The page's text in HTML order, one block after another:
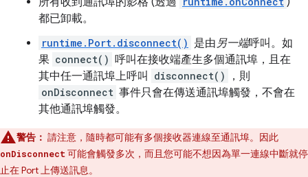
都已卸載。
runtime.Port.disconnect() 是由另一端呼叫。如
果 connect() 呼叫在接收端產生多個通訊埠，且在
其中任一通訊埠上呼叫
disconnect() ，則
onDisconnect 事件只會在傳送通訊埠觸發，不會在
其他通訊埠觸發。
警告： 請注意，隨時都可能有多個接收器連線至通訊埠。因此
onDisconnect 可能會觸發多次，而且您可能不想因為單一連線中斷就停
止在 Port 上傳送訊息。